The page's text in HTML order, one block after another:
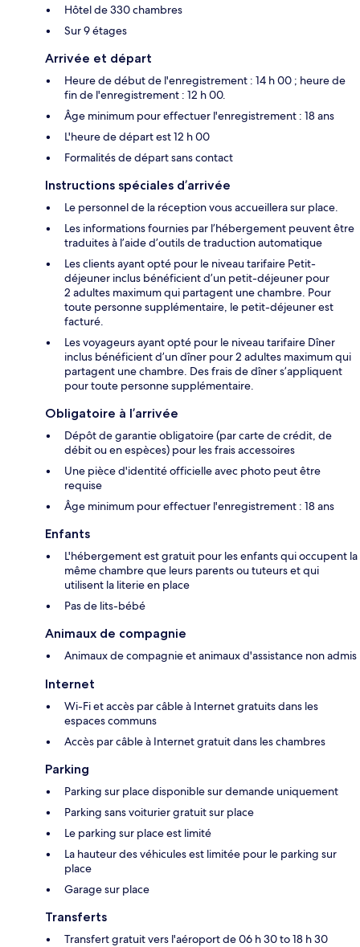
Hôtel de 330 chambres
Sur 9 étages
Arrivée et départ
Heure de début de l'enregistrement : 14 h 00 ; heure de
fin de l'enregistrement : 12 h 00.
Âge minimum pour effectuer l'enregistrement : 18 ans
L'heure de départ est 12 h 00
Formalités de départ sans contact
Instructions spéciales d’arrivée
Le personnel de la réception vous accueillera sur place.
Les informations fournies par l’hébergement peuvent être
traduites à l’aide d’outils de traduction automatique
Les clients ayant opté pour le niveau tarifaire Petit-
déjeuner inclus bénéficient d’un petit-déjeuner pour
2 adultes maximum qui partagent une chambre. Pour
toute personne supplémentaire, le petit-déjeuner est
facturé.
Les voyageurs ayant opté pour le niveau tarifaire Dîner
inclus bénéficient d’un dîner pour 2 adultes maximum qui
partagent une chambre. Des frais de dîner s’appliquent
pour toute personne supplémentaire.
Obligatoire à l’arrivée
Dépôt de garantie obligatoire (par carte de crédit, de
débit ou en espèces) pour les frais accessoires
Une pièce d'identité officielle avec photo peut être
requise
Âge minimum pour effectuer l'enregistrement : 18 ans
Enfants
L'hébergement est gratuit pour les enfants qui occupent la
même chambre que leurs parents ou tuteurs et qui
utilisent la literie en place
Pas de lits-bébé
Animaux de compagnie
Animaux de compagnie et animaux d'assistance non admis
Internet
Wi-Fi et accès par câble à Internet gratuits dans les
espaces communs
Accès par câble à Internet gratuit dans les chambres
Parking
Parking sur place disponible sur demande uniquement
Parking sans voiturier gratuit sur place
Le parking sur place est limité
La hauteur des véhicules est limitée pour le parking sur
place
Garage sur place
Transferts
Transfert gratuit vers l'aéroport de 06 h 30 to 18 h 30